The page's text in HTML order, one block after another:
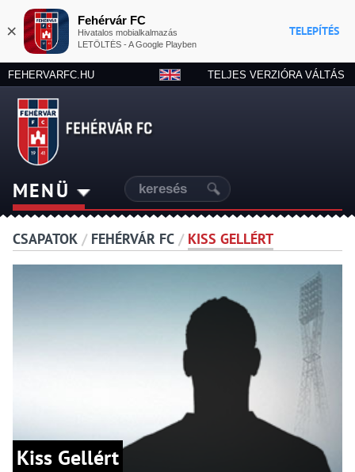
×
Fehérvár FC
Hivatalos mobialkalmazás
LETÖLTÉS - A Google Playben
TELEPÍTÉS
FEHERVARFC.HU TELJES VERZIÓRA VÁLTÁS
MENÜ
CSAPATOK / FEHÉRVÁR FC / KISS GELLÉRT
Kiss Gellért